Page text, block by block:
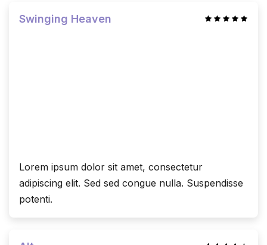
Swinging Heaven
Lorem ipsum dolor sit amet, consectetur
adipiscing elit. Sed sed congue nulla. Suspendisse
potenti.